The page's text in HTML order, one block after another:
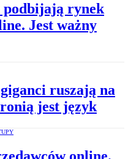
rynek
Jest ważny
ruszają na
jest język